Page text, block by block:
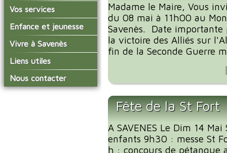
Savenès en chiffre
L'histoire du village
Actualités de Savenès
sur ladepeche.fr
Vos élus
Les compte-rendus du
conseil municipal
Les commissions
Les diverses
délégations/syndicats
L'urbanisme
Vos services
La mairie
Le service technique
Les services de l'école
Les installations
municipales
La collecte des ordures
Enfance et jeunesse
L'école primaire
La garderie et la cantine
Le temps périscolaire
La petite enfance
Vivre à Savenès
Agenda Salle des Fetes
Liens utiles
Communauté de
Communes Grand Sud
Tarn et Garonne
Nous contacter
Madame le Maire, Vous
du 08 mai à 11h00 au
Savenès. Date importante
la victoire des Alliés sur
fin de la Seconde Guerre
Fête de la St Fort
A SAVENES Le Dim 14
enfants 9h30 : messe St
h : concours de pétanque